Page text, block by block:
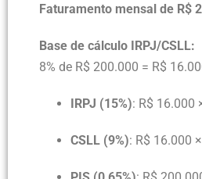
Faturamento mensal de R$
Base de cálculo IRPJ/CSLL:
8% de R$ 200.000 = R$
IRPJ (15%): R$ 16.000
CSLL (9%): R$ 16.000